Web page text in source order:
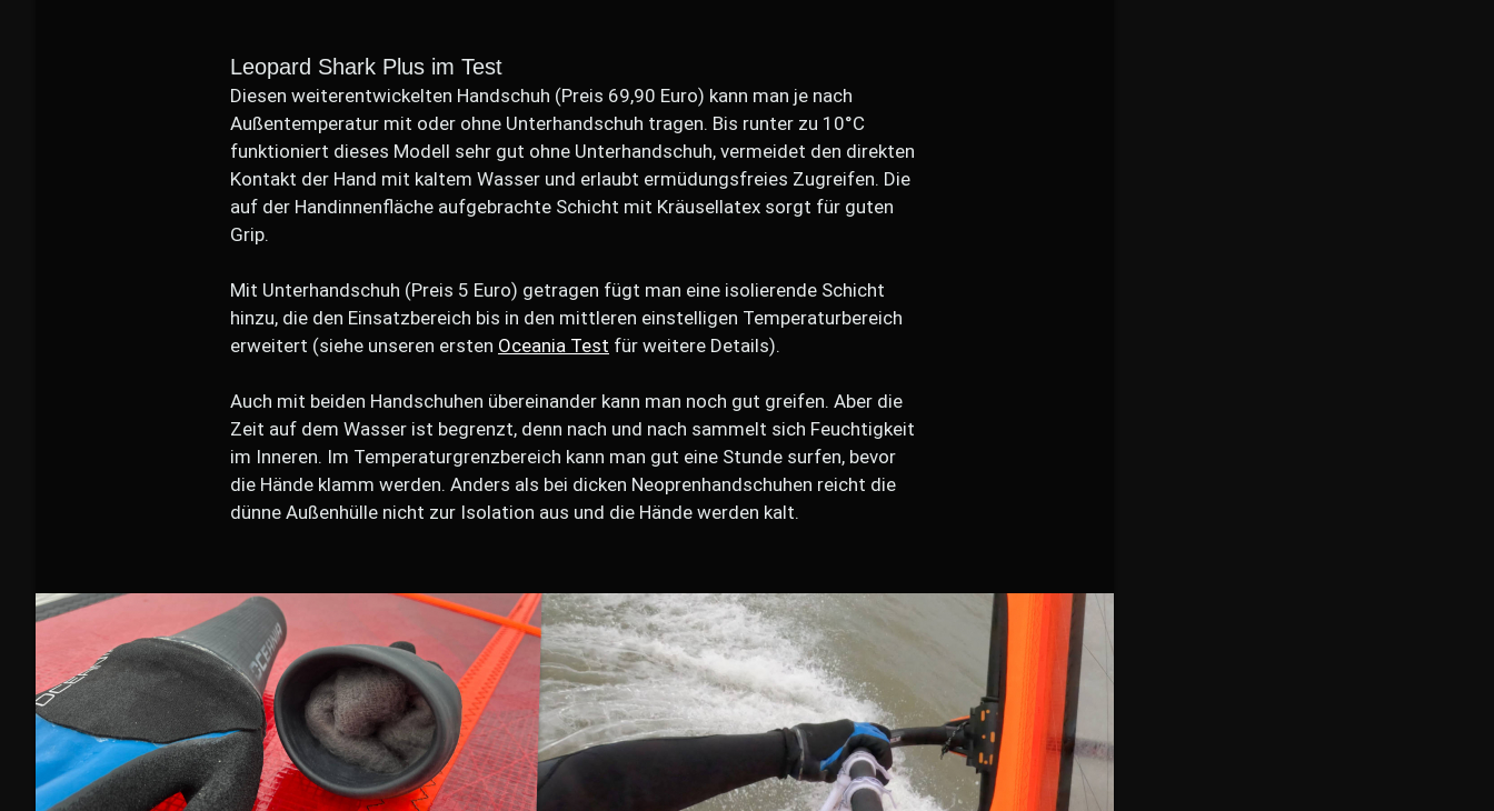
Leopard Shark Plus im Test
Diesen weiterentwickelten Handschuh (Preis 69,90 Euro) kann man je nach
Außentemperatur mit oder ohne Unterhandschuh tragen. Bis runter zu 10°C
funktioniert dieses Modell sehr gut ohne Unterhandschuh, vermeidet den direkten
Kontakt der Hand mit kaltem Wasser und erlaubt ermüdungsfreies Zugreifen. Die
auf der Handinnenfläche aufgebrachte Schicht mit Kräusellatex sorgt für guten
Grip.
Mit Unterhandschuh (Preis 5 Euro) getragen fügt man eine isolierende Schicht
hinzu, die den Einsatzbereich bis in den mittleren einstelligen Temperaturbereich
erweitert (siehe unseren ersten Oceania Test für weitere Details).
Auch mit beiden Handschuhen übereinander kann man noch gut greifen. Aber die
Zeit auf dem Wasser ist begrenzt, denn nach und nach sammelt sich Feuchtigkeit
im Inneren. Im Temperaturgrenzbereich kann man gut eine Stunde surfen, bevor
die Hände klamm werden. Anders als bei dicken Neoprenhandschuhen reicht die
dünne Außenhülle nicht zur Isolation aus und die Hände werden kalt.